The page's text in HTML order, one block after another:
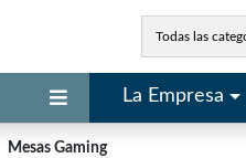
Todas las
La Empresa
Mesas Gaming